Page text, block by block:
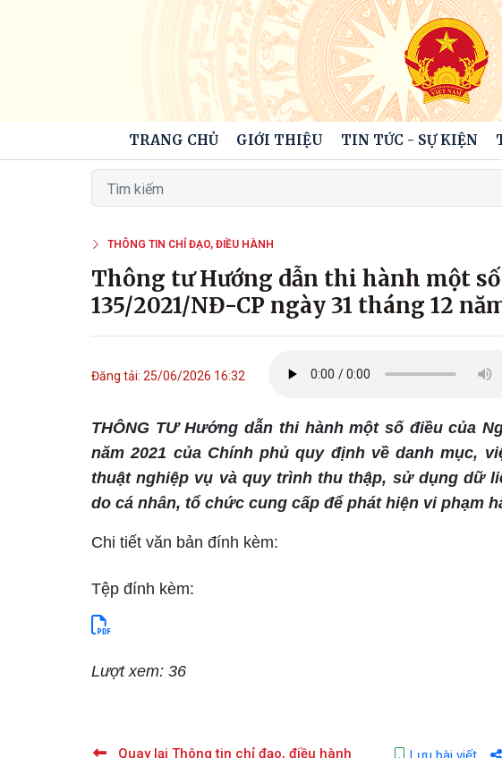
TRANG CHỦ GIỚI THIỆU TIN TỨC - SỰ KIỆN
THÔNG TIN CHỈ ĐẠO, ĐIỀU HÀNH
Thông tư Hướng dẫn thi hành một
135/2021/NĐ-CP ngày 31 tháng 12
Đăng tải: 25/06/2026 16:32
THÔNG TƯ Hướng dẫn thi hành một số điều của
năm 2021 của Chính phủ quy định về danh mục,
thuật nghiệp vụ và quy trình thu thập, sử dụng dữ
do cá nhân, tổ chức cung cấp để phát hiện vi phạm
Chi tiết văn bản đính kèm:
Tệp đính kèm:
Lượt xem: 36
Quay lại Thông tin chỉ đạo, điều hành